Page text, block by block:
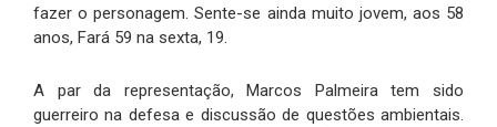
fazer o personagem. Sente-se ainda muito jovem, aos 58
anos, Fará 59 na sexta, 19.
A par da representação, Marcos Palmeira tem sido
guerreiro na defesa e discussão de questões ambientais.